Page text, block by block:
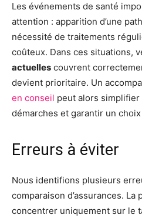
Les événements de santé
attention : apparition d’une
nécessité de traitements
coûteux. Dans ces situations,
actuelles couvrent
devient prioritaire. Un
en conseil peut alors
démarches et garantir un
Erreurs à éviter
Nous identifions plusieurs
comparaison d’assurances.
concentrer uniquement sur le